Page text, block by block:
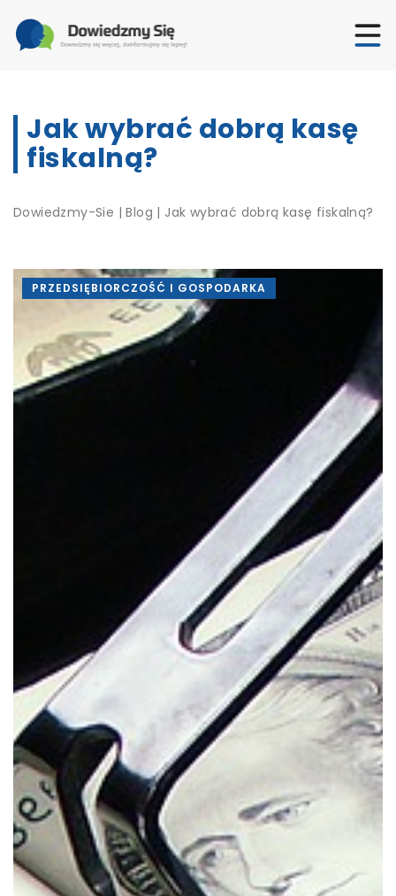
Jak wybrać dobrą kasę
fiskalną?
Dowiedzmy-Sie |Blog | Jak wybrać dobrą kasę fiskalną?
PRZEDSIĘBIORCZOŚĆ I GOSPODARKA